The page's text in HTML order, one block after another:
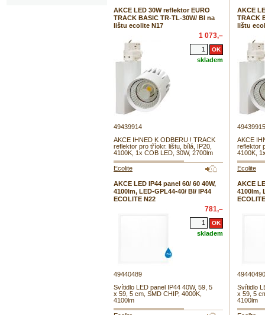
AKCE LED 30W reflektor EURO
TRACK BASIC TR-TL-30W/ BI na
lištu ecolite N17
1 073,–
skladem
49439914
AKCE IHNED K ODBERU ! TRACK
reflektor pro tříokr. lištu, bílá, IP20,
4100K, 1x COB LED, 30W, 2700lm
AKCE
TRACK
lištu
49439915
AKCE
reflektor
4100K,
Ecolite
AKCE LED IP44 panel 60/ 60 40W,
4100lm, LED-GPL44-40/ BI/ IP44
ECOLITE N22
781,–
skladem
49440489
Svítidlo LED panel IP44 40W, 59, 5
x 59, 5 cm, SMD CHIP, 4000K,
4100lm
Ecolite
AKCE
4100lm,
49440490
Svítidlo
x 59, 5
4100lm